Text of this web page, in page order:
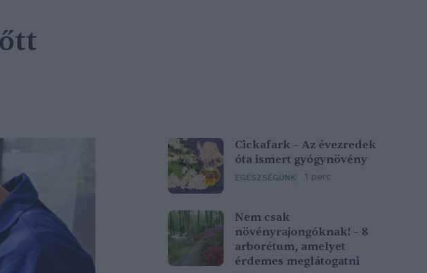
Cickafark – Az évezredek
óta ismert gyógynövény
EGÉSZSÉGÜNK 1 perc
Nem csak
növényrajongóknak! – 8
arborétum, amelyet
érdemes meglátogatni